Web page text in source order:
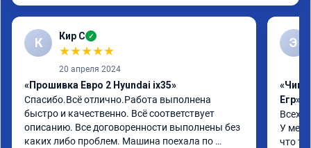
К Кир С ✓
★★★★★
20 апреля 2024
«Прошивка Евро 2 Hyundai ix35»
Спасибо.Всё отлично.Работа выполнена
быстро и качественно. Всё соответствует
описанию. Все договоренности выполнены без
каких либо проблем. Машина поехала по
Э
«Чип
Егр»
Всех
У
что